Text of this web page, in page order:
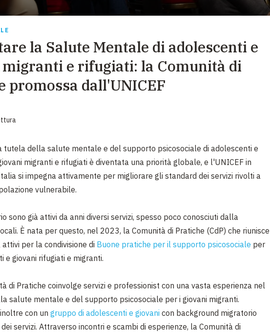
EMERGENZE
DIVERSI MODI PER DONARE. SCEGLI IL PIÙ
la Salute Mentale di adolescenti e
e rifugiati: la Comunità di
promossa dall'UNICEF
tutela della salute mentale e del supporto psicosociale di adolescenti e
migranti e rifugiati è diventata una priorità globale, e l'UNICEF in
si impegna attivamente per migliorare gli standard dei servizi rivolti a
vulnerabile.
sono già attivi da anni diversi servizi, spesso poco conosciuti dalla
È nata per questo, nel 2023, la Comunità di Pratiche (CdP) che riunisce
attivi per la condivisione di Buone pratiche per il supporto psicosociale per
e giovani rifugiati e migranti.
di Pratiche coinvolge servizi e professionist con una vasta esperienza nel
salute mentale e del supporto psicosociale per i giovani migranti.
con un gruppo di adolescenti e giovani con background migratorio
servizi. Attraverso incontri e scambi di esperienze, la Comunità di